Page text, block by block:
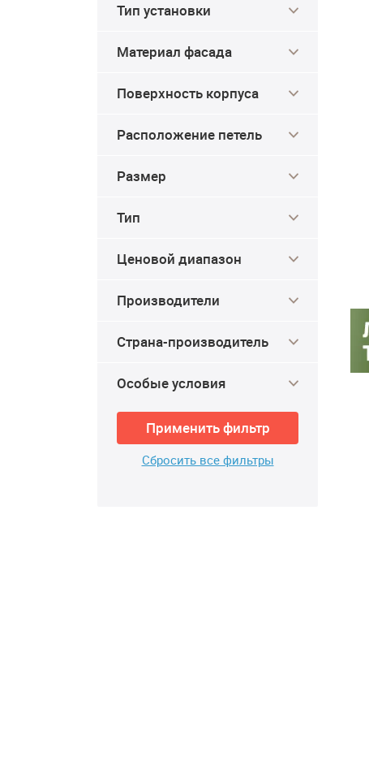
Тип установки
Материал фасада
Поверхность корпуса
Расположение петель
Размер
Тип
Ценовой диапазон
Производители
Страна-производитель
Особые условия
Применить фильтр
Сбросить все фильтры